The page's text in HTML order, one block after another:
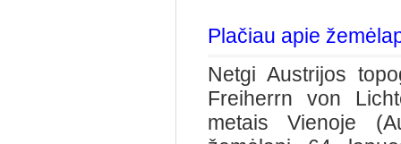
Plačiau apie
Netgi Austrijos
Freiherrn von
metais Vienoje